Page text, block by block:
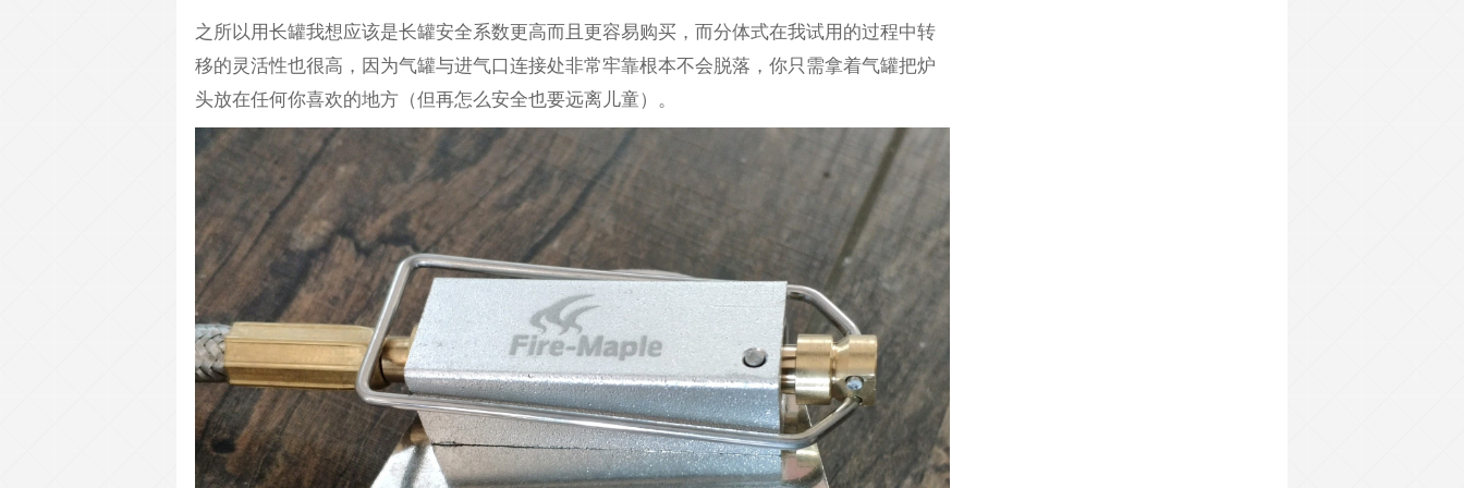
之所以用长罐我想应该是长罐安全系数更高而且更容易购买，而分体式在我试用的过程中转
移的灵活性也很高，因为气罐与进气口连接处非常牢靠根本不会脱落，你只需拿着气罐把炉
头放在任何你喜欢的地方（但再怎么安全也要远离儿童）。